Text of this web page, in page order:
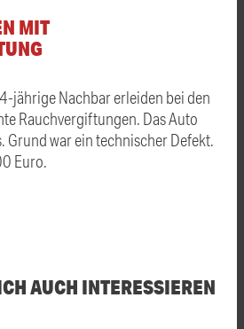
MIT
jährige Nachbar erleiden bei den
Rauchvergiftungen. Das Auto
Grund war ein technischer Defekt.
Euro.
AUCH INTERESSIEREN